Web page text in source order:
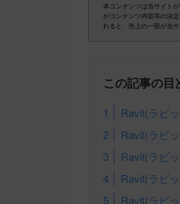
本コンテンツは当サイト
がコンテンツ内容等の決
れると、売上の一部が当
この記事の目
Ravit(ラビ
Ravit(ラビ
Ravit(ラビ
Ravit(ラビ
Ravit(ラビ